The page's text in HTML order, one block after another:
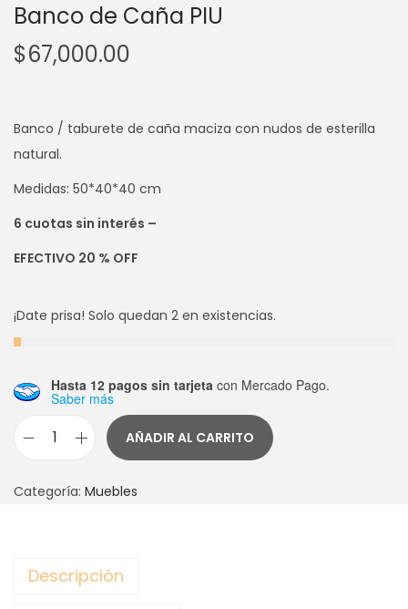
Banco de Caña PIU
$67,000.00
Banco / taburete de caña maciza con nudos de esterilla
natural.
Medidas: 50*40*40 cm
6 cuotas sin interés –
EFECTIVO 20 % OFF
¡Date prisa! Solo quedan 2 en existencias.
Hasta 12 pagos sin tarjeta con Mercado Pago.
Saber más
n
d
AÑADIR AL CARRITO
Categoría: Muebles
Descripción